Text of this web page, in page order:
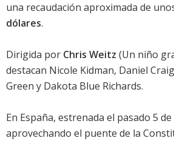
una recaudación aproximada de
dólares.
Dirigida por Chris Weitz (Un niño
destacan Nicole Kidman, Daniel Craig
Green y Dakota Blue Richards.
En España, estrenada el pasado 5
aprovechando el puente de la